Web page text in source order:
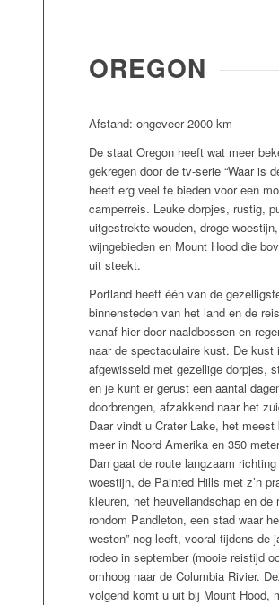
OREGON
Afstand: ongeveer 2000 km
De staat Oregon heeft wat meer
gekregen door de tv-serie “Waar is
heeft erg veel te bieden voor een
camperreis. Leuke dorpjes, rustig,
uitgestrekte wouden, droge woestijn,
wijngebieden en Mount Hood die
uit steekt.
Portland heeft één van de
binnensteden van het land en de
vanaf hier door naaldbossen en
naar de spectaculaire kust. De kust
afgewisseld met gezellige dorpjes,
en je kunt er gerust een aantal
doorbrengen, afzakkend naar het
Daar vindt u Crater Lake, het meest
meer in Noord Amerika en 350
Dan gaat de route langzaam
woestijn, de Painted Hills met z’n
kleuren, het heuvellandschap en de
rondom Pandleton, een stad waar
westen” nog leeft, vooral tijdens de
rodeo in september (mooie reistijd
omhoog naar de Columbia Rivier.
volgend komt u uit bij Mount Hood,